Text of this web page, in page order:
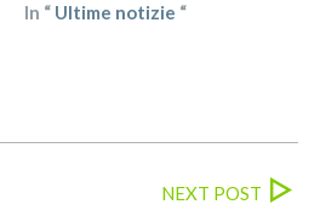
In “ Ultime notizie “
NEXT POST